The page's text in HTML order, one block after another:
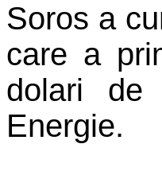
Soros a
care a
dolari de
Energie.